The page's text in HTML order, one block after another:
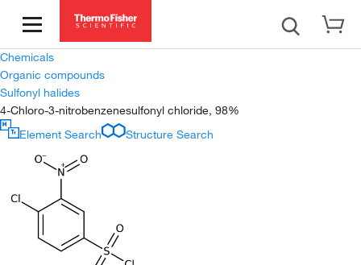
Chemicals
Organic compounds
Sulfonyl halides
4-Chloro-3-nitrobenzenesulfonyl chloride, 98%
Element Search
Structure Search